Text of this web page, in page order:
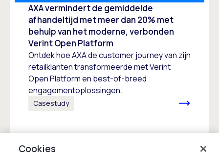
AXA vermindert de gemiddelde
afhandeltijd met meer dan 20% met
behulp van het moderne, verbonden
Verint Open Platform
Ontdek hoe AXA de customer journey van zijn
retailklanten transformeerde met Verint
Open Platform en best-of-breed
engagementoplossingen.
Casestudy
Cookies